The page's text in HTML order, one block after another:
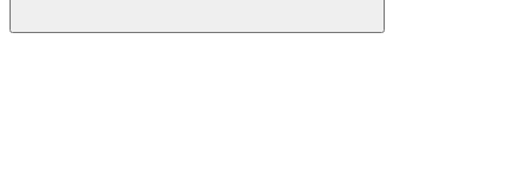
Buscar